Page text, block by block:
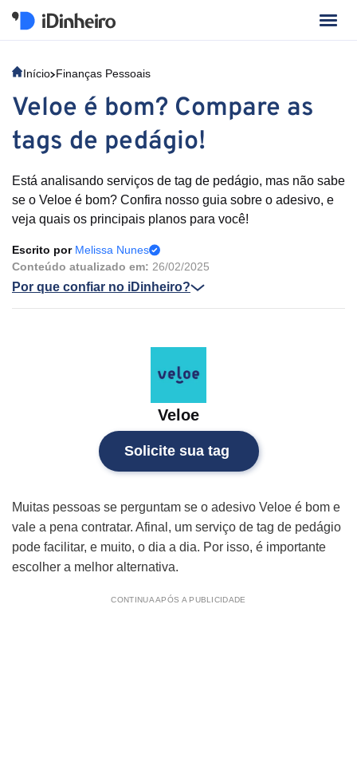
Início Finanças Pessoais
Veloe é bom? Compare as
tags de pedágio!
Está analisando serviços de tag de pedágio, mas não sabe
se o Veloe é bom? Confira nosso guia sobre o adesivo, e
veja quais os principais planos para você!
Escrito por Melissa Nunes
Conteúdo atualizado em: 26/02/2025
Por que confiar no iDinheiro?
Veloe
Solicite sua tag
Muitas pessoas se perguntam se o adesivo Veloe é bom e
vale a pena contratar. Afinal, um serviço de tag de pedágio
pode facilitar, e muito, o dia a dia. Por isso, é importante
escolher a melhor alternativa.
CONTINUA APÓS A PUBLICIDADE